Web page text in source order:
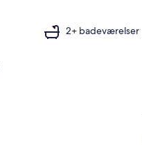
2+ badeværelser